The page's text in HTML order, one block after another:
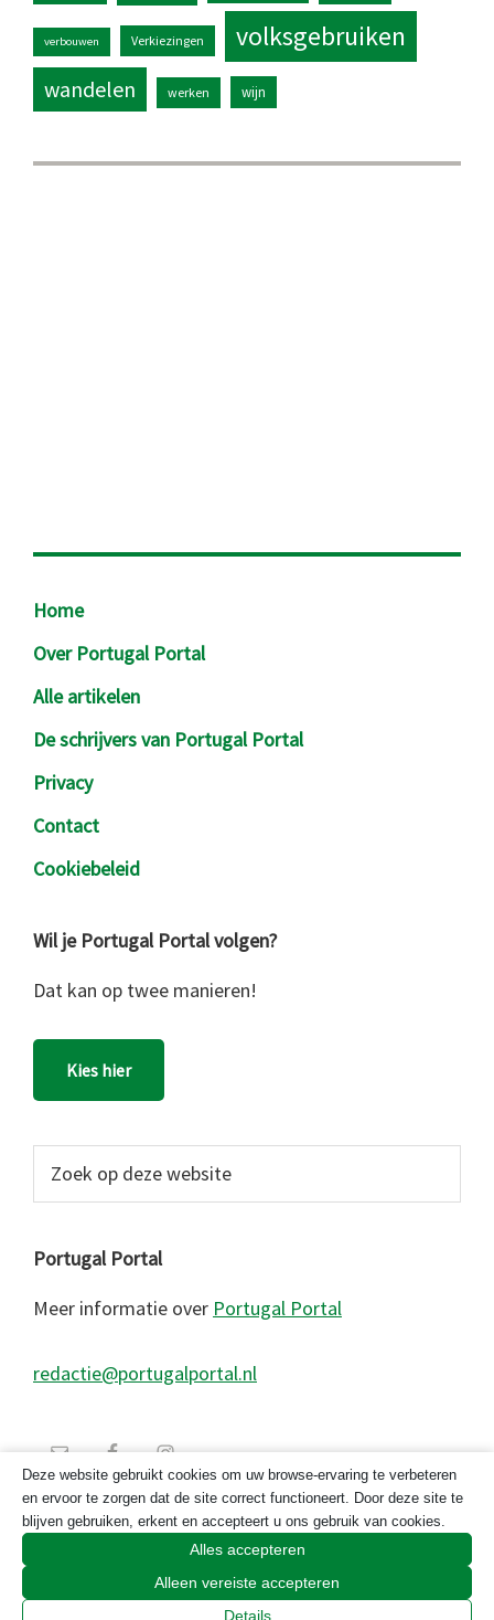
verbouwen Verkiezingen volksgebruiken
wandelen werken wijn
Footer
Home
Over Portugal Portal
Alle artikelen
De schrijvers van Portugal Portal
Privacy
Contact
Cookiebeleid
Wil je Portugal Portal volgen?
Dat kan op twee manieren!
Kies hier
website
Portugal Portal
Meer informatie over Portugal Portal
redactie@portugalportal.nl
© 2026 Copyright Portugal Portal 2023
Deze website gebruikt cookies om uw browse-ervaring te verbeteren
en ervoor te zorgen dat de site correct functioneert. Door deze site te
blijven gebruiken, erkent en accepteert u ons gebruik van cookies.
Alles accepteren
Alleen vereiste accepteren
Details